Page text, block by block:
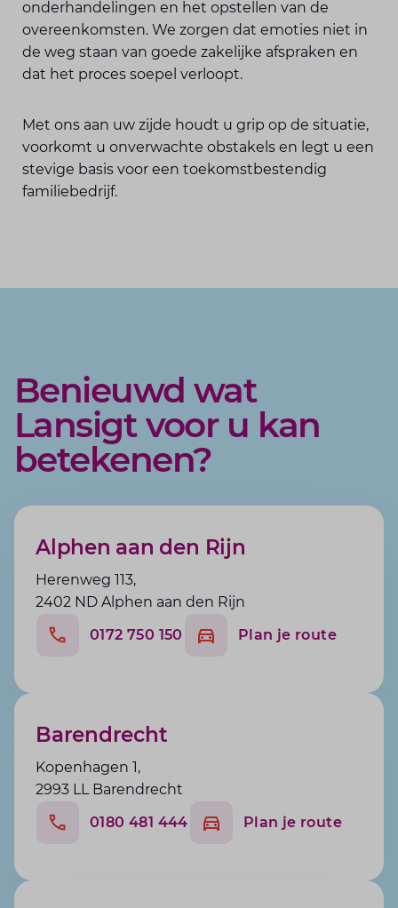
onderhandelingen en het opstellen van de
overeenkomsten. We zorgen dat emoties niet in
de weg staan van goede zakelijke afspraken en
dat het proces soepel verloopt.
Met ons aan uw zijde houdt u grip op de situatie,
voorkomt u onverwachte obstakels en legt u een
stevige basis voor een toekomstbestendig
familiebedrijf.
Benieuwd wat
Lansigt voor u kan
betekenen?
Alphen aan den Rijn
Herenweg 113,
2402 ND Alphen aan den Rijn
0172 750 150
Plan je route
Barendrecht
Kopenhagen 1,
2993 LL Barendrecht
0180 481 444
Plan je route